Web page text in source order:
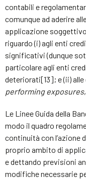
contabili e
comunque ad aderire
applicazione
riguardo (i) agli enti
significativi (dunque
particolare agli enti
deteriorati[13]; e (ii)
performing exposures
Le Linee Guida della
modo il quadro
continuità con l’azione
proprio ambito di
e dettando previsioni
modifiche necessarie